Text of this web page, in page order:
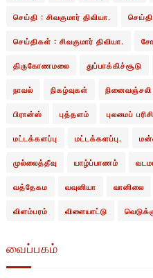
செய்தி : சிவகுமார் திவியா. செய்தி
செய்திகள் : சிவகுமார் திவியா.
திருகோணமலை துப்பாக்கிச்சூடு
நாவல் நிகழ்வுகள் நினைவஞ்சலி
பிரான்ஸ் புத்தளம் புலமைப்
மட்டக்களப்பு மட்டக்களப்பு.
முல்லைத்தீவு யாழ்ப்பாணம்
வத்தேகம வவுனியா வானிலை
விளம்பரம் விளையாட்டு
வைப்பகம்